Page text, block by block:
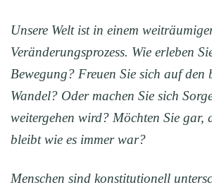
Unsere Welt ist in einem
Veränderungsprozess. Wie erleben
Bewegung? Freuen Sie sich auf den
Wandel? Oder machen Sie sich
weitergehen wird? Möchten Sie gar,
bleibt wie es immer war?
Menschen sind konstitutionell